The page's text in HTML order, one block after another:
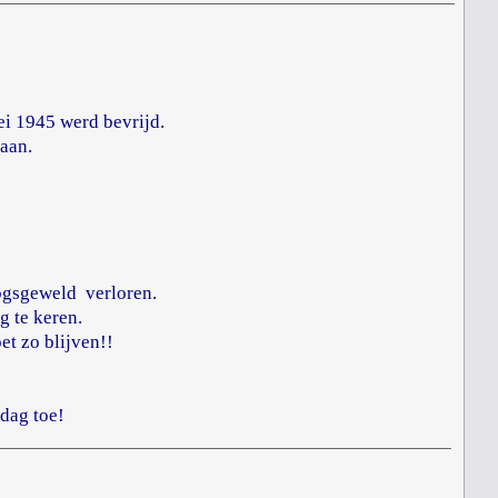
1945 werd bevrijd.
verloren.
te keren.
zo blijven!!
toe!